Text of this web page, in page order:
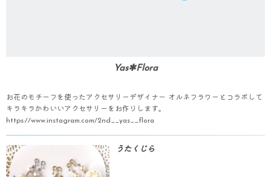
Yas✱Flora
お花のモチーフを使ったアクセサリーデザイナー オルネフラワーとコラボして
キラキラかわいいアクセサリーをお作りします。
https://www.instagram.com/2nd__yas__flora
うたくじら